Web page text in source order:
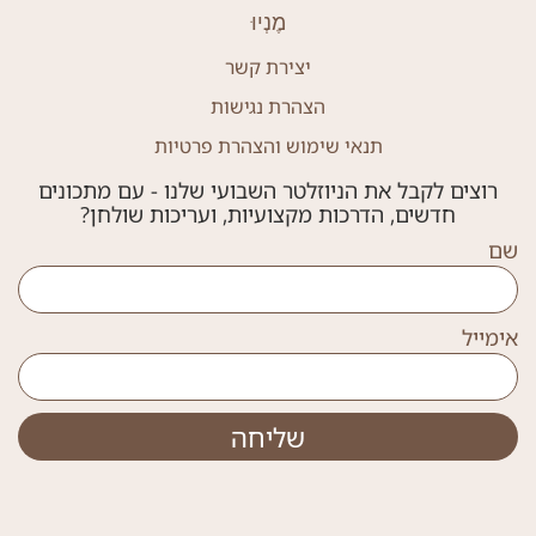
מֶנְיוּ
יצירת קשר
הצהרת נגישות
תנאי שימוש והצהרת פרטיות
רוצים לקבל את הניוזלטר השבועי שלנו - עם מתכונים
חדשים, הדרכות מקצועיות, ועריכות שולחן?
שם
אימייל
שליחה